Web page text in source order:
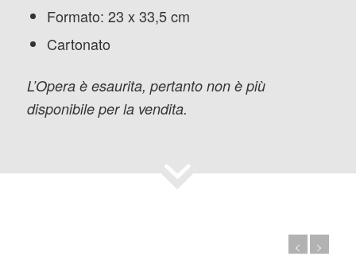
Formato: 23 x 33,5 cm
Cartonato
L’Opera è esaurita, pertanto non è più
disponibile per la vendita.